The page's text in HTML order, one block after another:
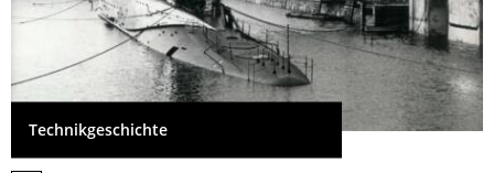
Technikgeschichte